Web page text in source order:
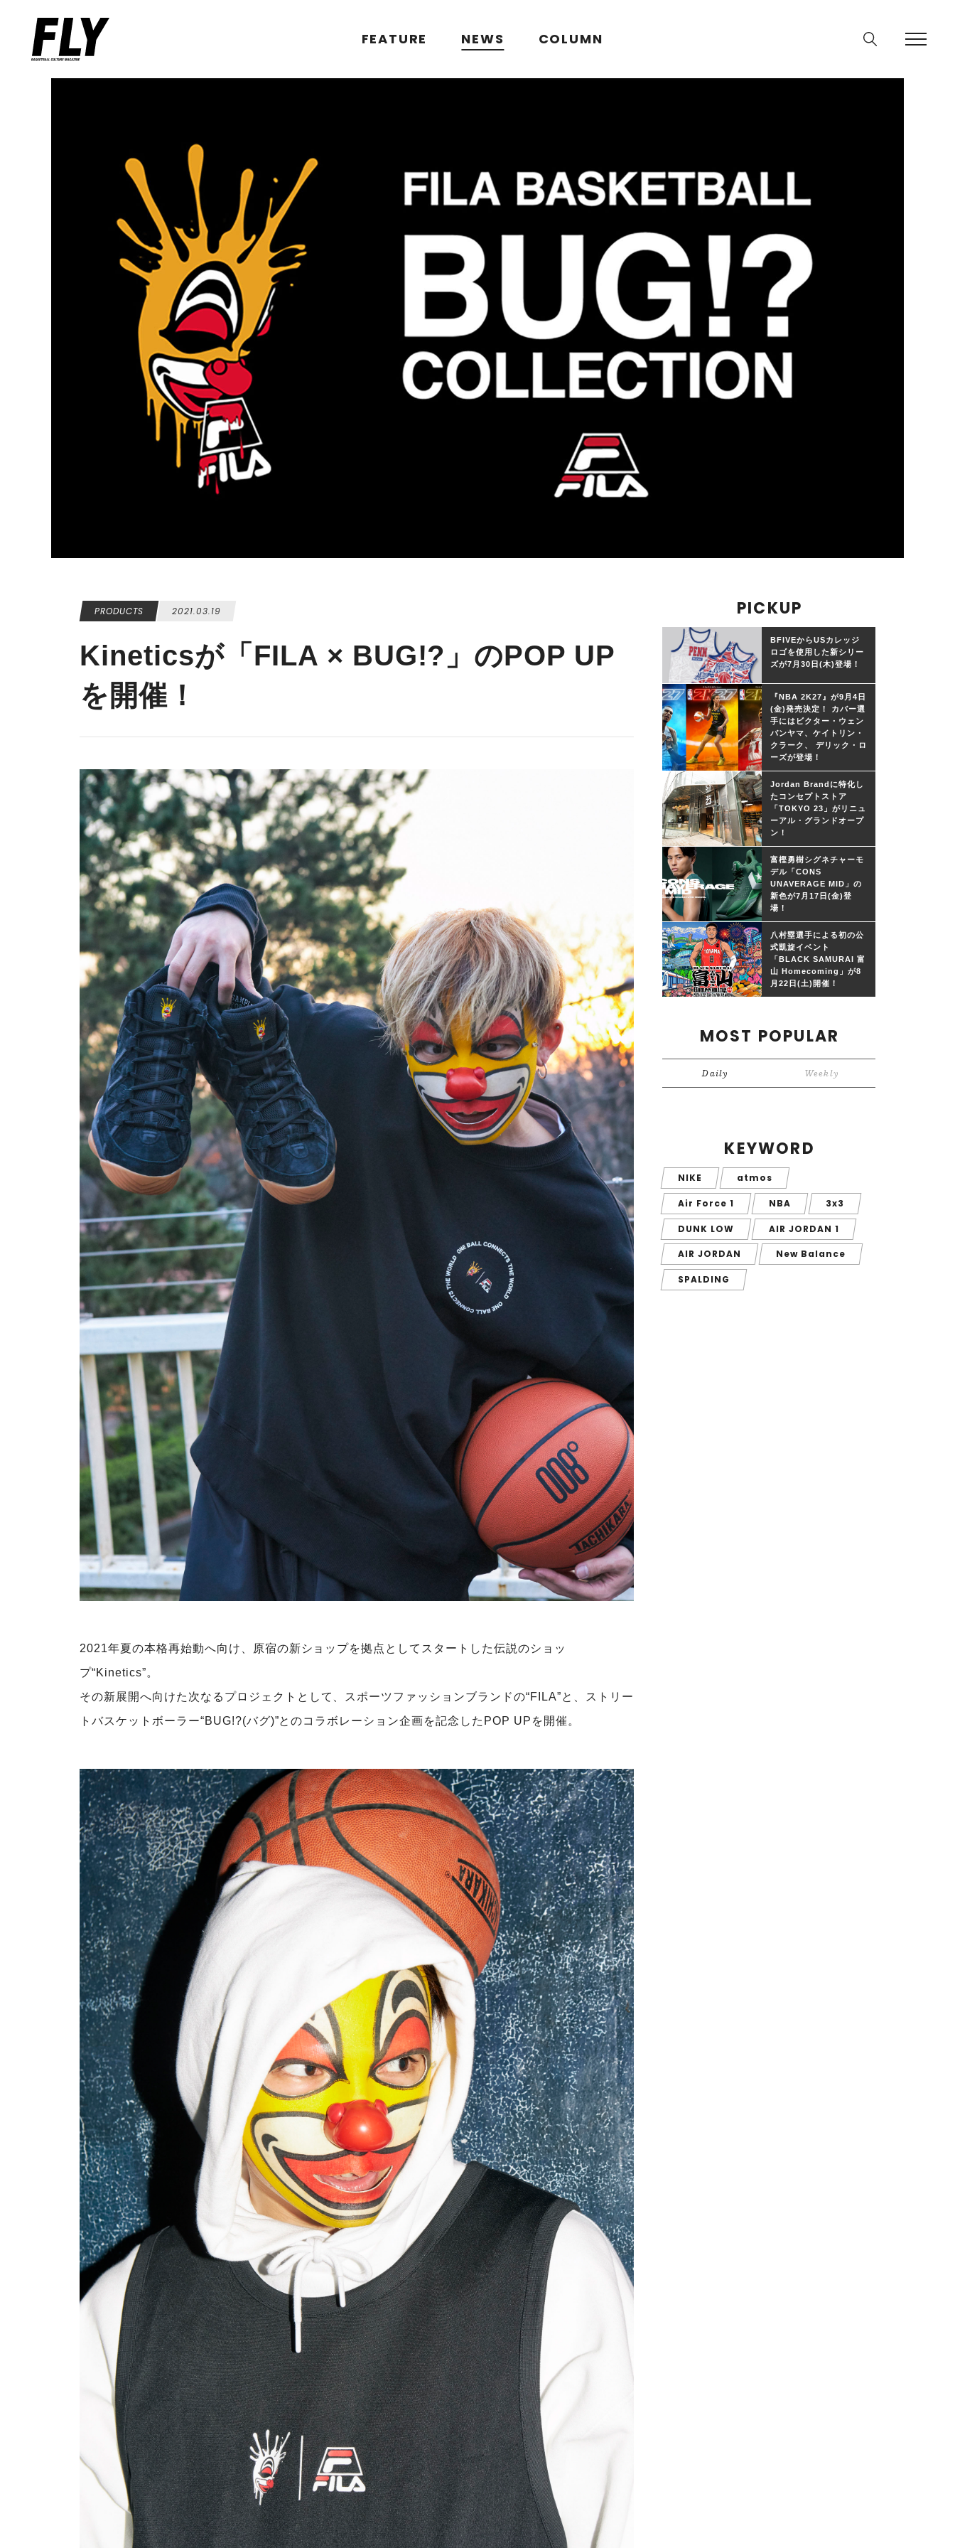
FEATURE NEWS COLUMN
PRODUCTS 2021.03.19
Kineticsが「FILA × BUG!?」のPOP UP
を開催！
2021年夏の本格再始動へ向け、原宿の新ショップを拠点としてスタートした伝説のショッ
プ“Kinetics”。
その新展開へ向けた次なるプロジェクトとして、スポーツファッションブランドの“FILA”と、ストリー
トバスケットボーラー“BUG!?(バグ)”とのコラボレーション企画を記念したPOP UPを開催。
PICKUP
BFIVEからUSカレッジ
ロゴを使用した新シリー
ズが7月30日(木)登場！
『NBA 2K27』が9月4日
(金)発売決定！ カバー選
手にはビクター・ウェン
バンヤマ、ケイトリン・
クラーク、 デリック・ロ
ーズが登場！
Jordan Brandに特化し
たコンセプトストア
「TOKYO 23」がリニュ
ーアル・グランドオープ
ン！
富樫勇樹シグネチャーモ
デル「CONS
UNAVERAGE MID」の
新色が7月17日(金)登
場！
八村塁選手による初の公
式凱旋イベント
「BLACK SAMURAI 富
山 Homecoming」が8
月22日(土)開催！
MOST POPULAR
Daily Weekly
KEYWORD
NIKE atmos
Air Force 1 NBA 3x3
DUNK LOW AIR JORDAN 1
AIR JORDAN New Balance
SPALDING